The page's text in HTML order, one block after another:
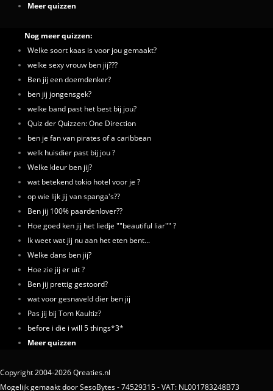
Meer quizzen
Nog meer quizzen:
Welke soort kaas is voor jou gemaakt?
welke sexy vrouw ben jij???
Ben jij een doemdenker?
ben jij jongensgek?
welke band past het best bij jou?
Quiz der Quizzen: One Direction
ben je fan van pirates of a caribbean
welk huisdier past bij jou ?
Welke kleur ben jij?
wat betekend tokio hotel voor je ?
op wie lijk jij van spanga's??
Ben jij 100% paardenlover??
Hoe goed ken jij het liedje ""beautiful liar"" ?
Ik weet wat jij nu aan het eten bent...
Welke dans ben jij?
Hoe zie jij er uit ?
Ben jij prettig gestoord?
wat voor gesnaveld dier ben jij
Pas jij bij Tom Kaultiz?
before i die i will 5 things*3*
Meer quizzen
Copyright 2004-2026 Qreaties.nl
Mogelijk gemaakt door SesoBytes - 74529315 - VAT: NL001783248B73